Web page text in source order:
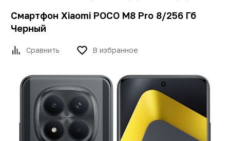
Смартфон Xiaomi POCO M8 Pro 8/256 Гб
Черный
Сравнить В избранное